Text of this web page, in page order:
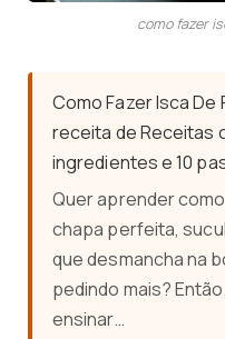
como fazer
Como Fazer Isca De
receita de Receitas
ingredientes e 10
Quer aprender
chapa perfeita,
que desmancha na
pedindo mais?
ensinar…